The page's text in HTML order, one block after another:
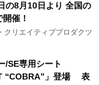
の8月10日より 全国の
催！
クリエイティブプロダクツ
/SE専用シート
“COBRA”」登場 表